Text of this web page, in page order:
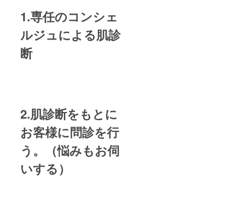
1.専任のコンシェ
ルジュによる肌診
断
2.肌診断をもとに
お客様に問診を行
う。（悩みもお伺
いする）